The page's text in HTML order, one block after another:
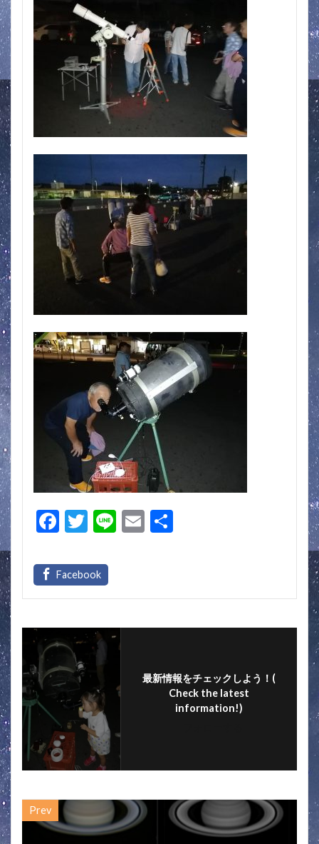
F
e
b
o
k
T
itt
er
Li E
最新情報をチェックしよう！(
Check the latest
information!)
Prev